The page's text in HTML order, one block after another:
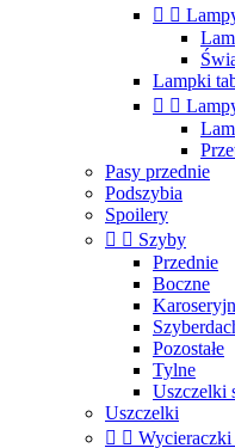
 
Lampki
 
Pasy przednie
Podszybia
Spoilery
  Szyby
Przednie
Boczne
Pozostałe
Tylne
Uszczelki
Uszczelki
 